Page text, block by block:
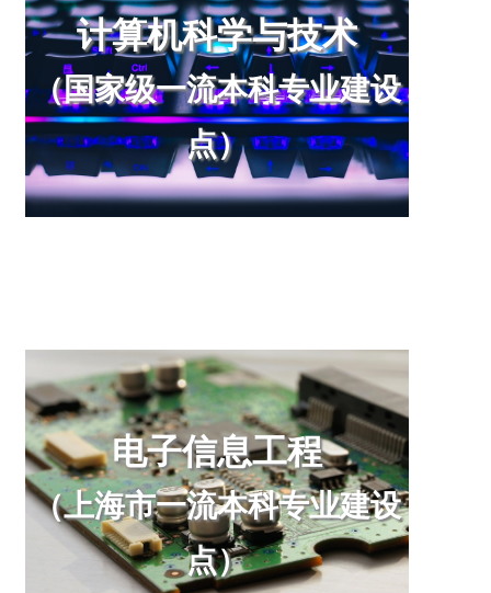
计算机科学与技术
（国家级一流本科专业建设
点）
1、学科方向：人工智能、数据科学、计算机系
先导产业培养高水平创新人才。
电子信息工程
（上海市一流本科专业建设
点）